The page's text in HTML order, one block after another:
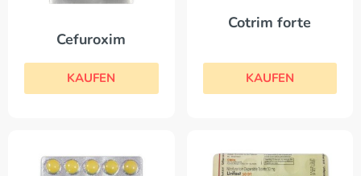
Cefuroxim
KAUFEN
Cotrim forte
KAUFEN